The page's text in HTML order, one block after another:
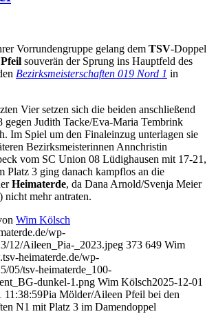
Vorrundengruppe gelang dem TSV-Doppel
souverän der Sprung ins Hauptfeld des
Bezirksmeisterschaften 019 Nord 1 in
Vier setzen sich die beiden anschließend
gegen Judith Tacke/Eva-Maria Tembrink
Im Spiel um den Finaleinzug unterlagen sie
Bezirksmeisterinnen Annchristin
vom SC Union 08 Lüdighausen mit 17-21,
Platz 3 ging danach kampflos an die
Heimaterde, da Dana Arnold/Svenja Meier
mehr antraten.
Wim Kölsch
wp-
12/Aileen_Pia-_2023.jpeg 373 649 Wim
heimaterde.de/wp-
05/tsv-heimaterde_100-
dunkel-1.png Wim Kölsch2025-12-01
11:38:59Pia Mölder/Aileen Pfeil bei den
N1 mit Platz 3 im Damendoppel